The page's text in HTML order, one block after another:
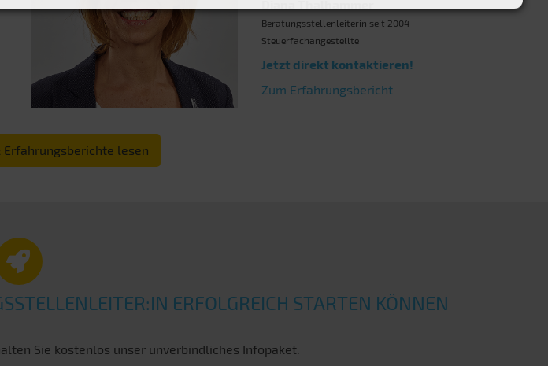
Beratungsstellenleiterin seit 2004
Steuerfachangestellte
Jetzt direkt kontaktieren!
Zum Erfahrungsbericht
lesen
ERFOLGREICH STARTEN KÖNNEN
Sie kostenlos unser unverbindliches Infopaket.